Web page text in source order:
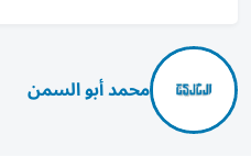
محمد أبو السمن